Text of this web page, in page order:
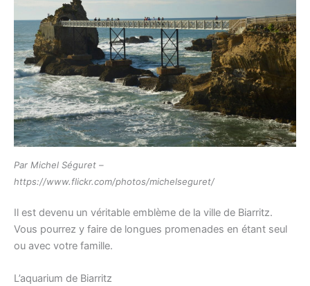
Par Michel Séguret –
https://www.flickr.com/photos/michelseguret/
Il est devenu un véritable emblème de la ville de Biarritz.
Vous pourrez y faire de longues promenades en étant seul
ou avec votre famille.
L’aquarium de Biarritz